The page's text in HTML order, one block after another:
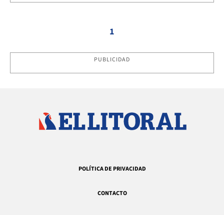
1
PUBLICIDAD
POLÍTICA DE PRIVACIDAD
CONTACTO